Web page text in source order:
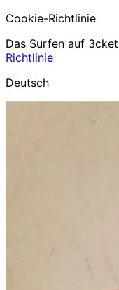
Cookie-Richtlinie
Das Surfen auf
Richtlinie
Deutsch